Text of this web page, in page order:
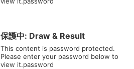
保護中: Draw & Result
This content is password protected.
Please enter your password below to
view it.password